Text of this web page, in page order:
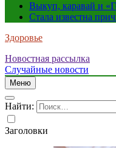
Выкуп, каравай и
Стала известна
Здоровье
Новостная рассылка
Случайные новости
Меню
Найти:
Заголовки